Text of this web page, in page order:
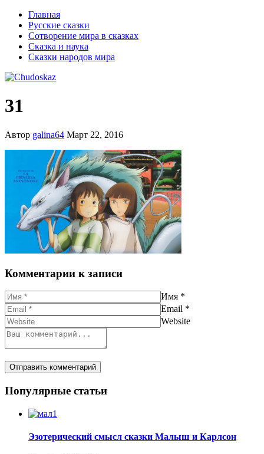
Главная
Русские сказки
Сотворение мира в сказках
Сказка и наука
Сказки народов мира
31
Автор galina64 Март 22, 2016
Комментарии к записи
Имя *
Email *
Website
Популярные статьи
Эзотерический смысл сказки Малыш и Карлсон